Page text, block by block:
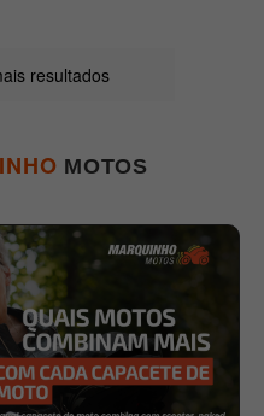
resultados
MOTOS